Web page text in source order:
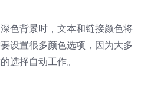
色背景时，文本和链接颜色将
设置很多颜色选项，因为大多
选择自动工作。